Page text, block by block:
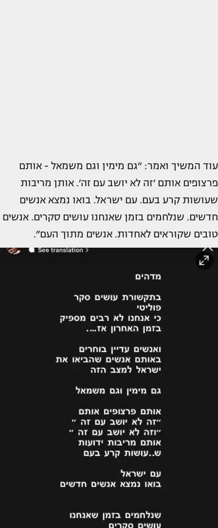
עוד המשיך ואמר: ״גם מימין וגם משמאל - אותם
פרצופים אותם ׳זה לא יושב עם זה׳. אותן מריבות
שעושות קרע בעם. עם ישראל. בואו נמצא אנשים
חדשים. שנלחמים בזמן שאנחנו עושים סקרים. אנשים
טובים שקוראים לאחדות. אנשים מתוך העם״.